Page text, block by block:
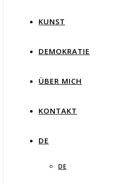
KUNST
DEMOKRATIE
ÜBER MICH
KONTAKT
DE
DE